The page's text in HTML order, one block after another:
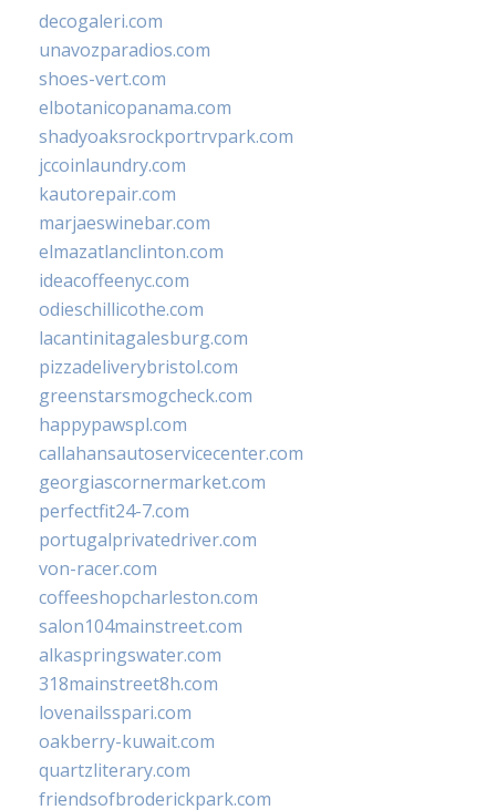
decogaleri.com
unavozparadios.com
shoes-vert.com
elbotanicopanama.com
shadyoaksrockportrvpark.com
jccoinlaundry.com
kautorepair.com
marjaeswinebar.com
elmazatlanclinton.com
ideacoffeenyc.com
odieschillicothe.com
lacantinitagalesburg.com
pizzadeliverybristol.com
greenstarsmogcheck.com
happypawspl.com
callahansautoservicecenter.com
georgiascornermarket.com
perfectfit24-7.com
portugalprivatedriver.com
von-racer.com
coffeeshopcharleston.com
salon104mainstreet.com
alkaspringswater.com
318mainstreet8h.com
lovenailsspari.com
oakberry-kuwait.com
quartzliterary.com
friendsofbroderickpark.com